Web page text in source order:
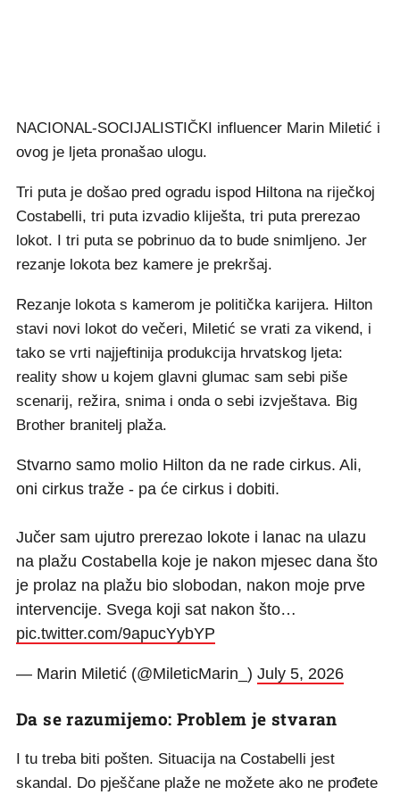
NACIONAL-SOCIJALISTIČKI influencer Marin Miletić i
ovog je ljeta pronašao ulogu.
Tri puta je došao pred ogradu ispod Hiltona na riječkoj
Costabelli, tri puta izvadio kliješta, tri puta prerezao
lokot. I tri puta se pobrinuo da to bude snimljeno. Jer
rezanje lokota bez kamere je prekršaj.
Rezanje lokota s kamerom je politička karijera. Hilton
stavi novi lokot do večeri, Miletić se vrati za vikend, i
tako se vrti najjeftinija produkcija hrvatskog ljeta:
reality show u kojem glavni glumac sam sebi piše
scenarij, režira, snima i onda o sebi izvještava. Big
Brother branitelj plaža.
Stvarno samo molio Hilton da ne rade cirkus. Ali,
oni cirkus traže - pa će cirkus i dobiti.
Jučer sam ujutro prerezao lokote i lanac na ulazu
na plažu Costabella koje je nakon mjesec dana što
je prolaz na plažu bio slobodan, nakon moje prve
intervencije. Svega koji sat nakon što…
pic.twitter.com/9apucYybYP
— Marin Miletić (@MileticMarin_) July 5, 2026
Da se razumijemo: Problem je stvaran
I tu treba biti pošten. Situacija na Costabelli jest
skandal. Do pješčane plaže ne možete ako ne prođete